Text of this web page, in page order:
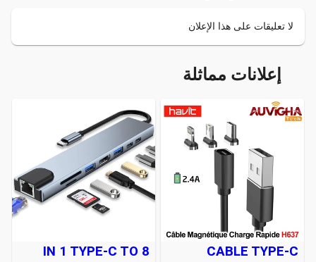
لا تعليقات على هذا الإعلان
إعلانات مماثلة
CABLE TYPE-C
8 IN 1 TYPE-C TO